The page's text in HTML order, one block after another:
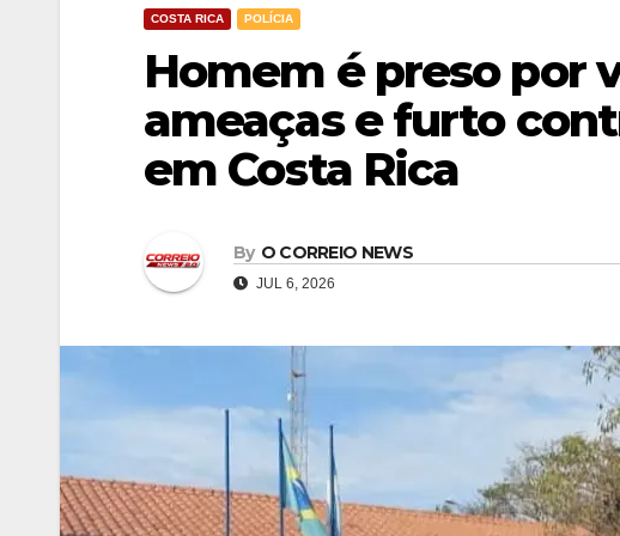
COSTA RICA POLÍCIA
Homem é preso por
ameaças e furto
em Costa Rica
By O CORREIO NEWS
JUL 6, 2026